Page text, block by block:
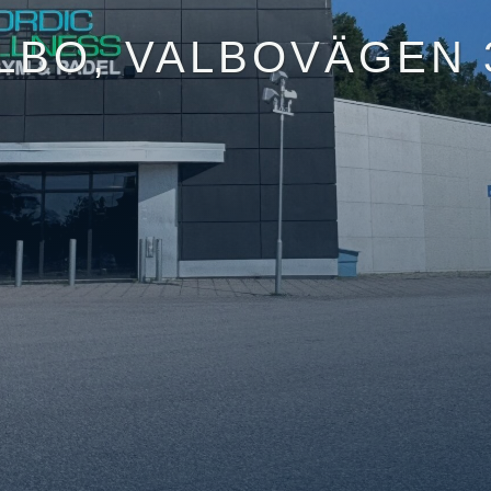
VALBOVÄGEN